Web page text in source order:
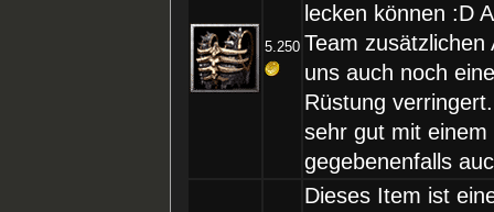
5.250
lecken können :D
Team
uns auch noch
Rüstung
sehr gut mit einem
gegebenenfalls
Dieses Item ist